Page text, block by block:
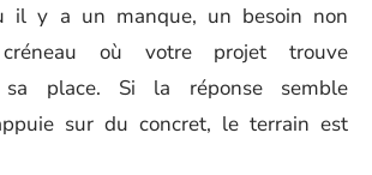
il y a un manque, un besoin non
où votre projet trouve
sa place. Si la réponse semble
sur du concret, le terrain est